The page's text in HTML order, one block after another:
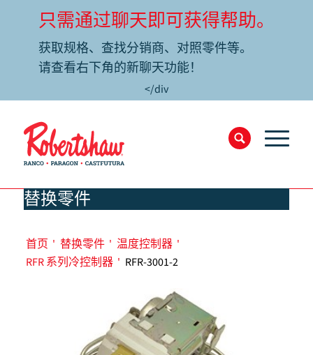
只需通过聊天即可获得帮助。
获取规格、查找分销商、对照零件等。
请查看右下角的新聊天功能！
</div
替换零件
首页 ' 替换零件 ' 温度控制器 '
RFR 系列冷控制器 ' RFR-3001-2